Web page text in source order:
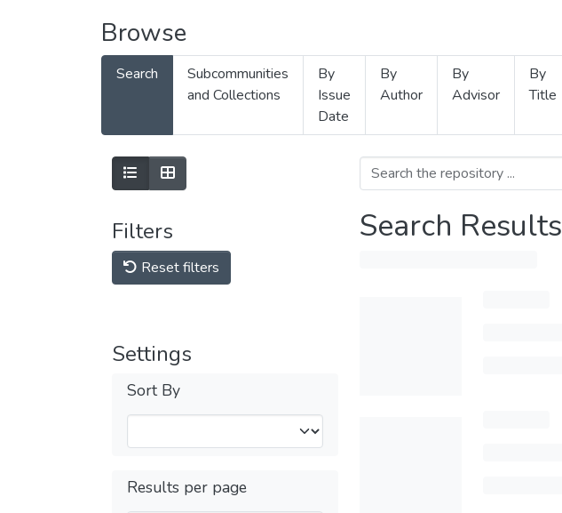
Browse
Search
Subcommunities
and Collections
By
Issue
Date
By
Author
By
Advisor
By
Title
Filters
Reset filters
Settings
Sort By
Results per page
Search Results